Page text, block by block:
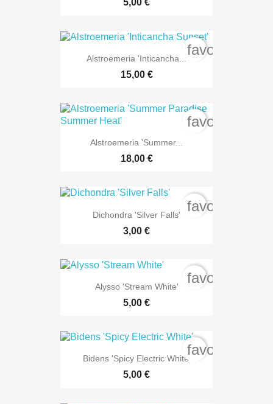
5,00 €
Alstroemeria 'Inticancha...
15,00 €
Alstroemeria 'Summer...
18,00 €
Dichondra 'Silver Falls'
3,00 €
Alysso 'Stream White'
5,00 €
Bidens 'Spicy Electric White'
5,00 €